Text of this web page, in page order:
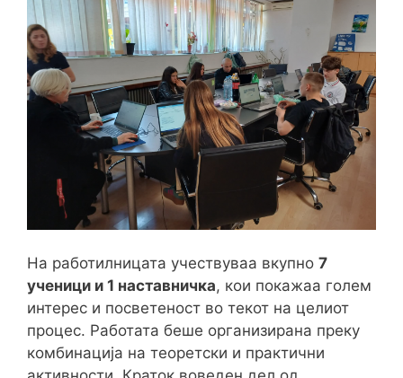
На работилницата учествуваа вкупно 7
ученици и 1 наставничка, кои покажаа голем
интерес и посветеност во текот на целиот
процес. Работата беше организирана преку
комбинација на теоретски и практични